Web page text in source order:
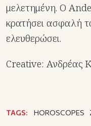
μελετημένη. Ο
κρατήσει ασφαλή
ελευθερώσει.
Creative: Ανδρέας
TAGS: HOROSCOPES